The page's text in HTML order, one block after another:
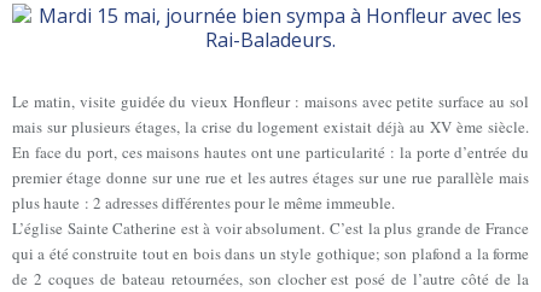
Le matin, visite guidée du vieux Honfleur : maisons avec petite surface au sol
mais sur plusieurs étages, la crise du logement existait déjà au XV ème siècle.
En face du port, ces maisons hautes ont une particularité : la porte d’entrée du
premier étage donne sur une rue et les autres étages sur une rue parallèle mais
plus haute : 2 adresses différentes pour le même immeuble.
L’église Sainte Catherine est à voir absolument. C’est la plus grande de France
qui a été construite tout en bois dans un style gothique; son plafond a la forme
de 2 coques de bateau retournées, son clocher est posé de l’autre côté de la